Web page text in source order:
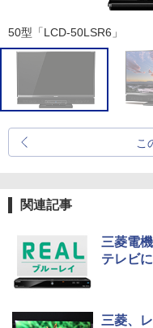
50型「LCD-50LSR6」
こ
関連記事
三菱電
テレビ
三菱、